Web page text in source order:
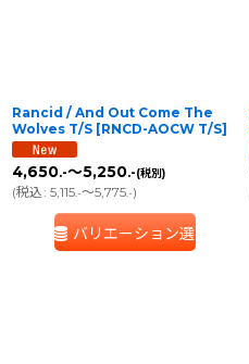
Rancid / And Out Come The
Wolves T/S [RNCD-AOCW T/S]
4,650.-～5,250.-(税別)
(税込: 5,115.-～5,775.-)
バリエーション選択